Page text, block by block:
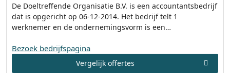
De Doeltreffende Organisatie B.V. is een accountantsbedrijf
dat is opgericht op 06-12-2014. Het bedrijf telt 1
werknemer en de ondernemingsvorm is een…
Bezoek bedrijfspagina
Vergelijk offertes